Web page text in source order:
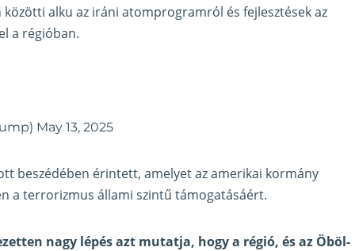
alku az iráni atomprogramról és fejlesztések az
a régióban.
May 13, 2025
beszédében érintett, amelyet az amerikai kormány
a terrorizmus állami szintű támogatásáért.
nagy lépés azt mutatja, hogy a régió, és az Öböl-